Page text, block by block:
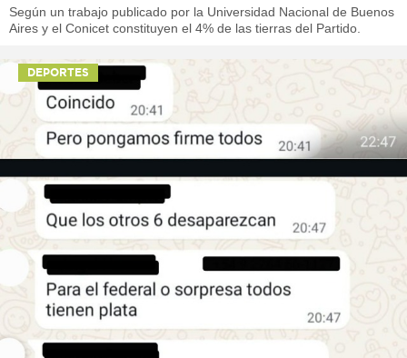
Según un trabajo publicado por la Universidad Nacional de Buenos
Aires y el Conicet constituyen el 4% de las tierras del Partido.
DEPORTES